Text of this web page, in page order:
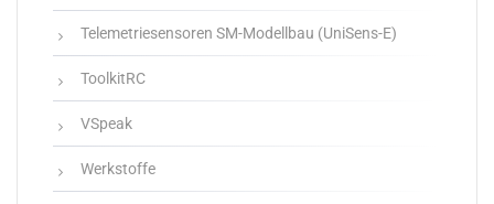
Telemetriesensoren SM-Modellbau (UniSens-E)
ToolkitRC
VSpeak
Werkstoffe